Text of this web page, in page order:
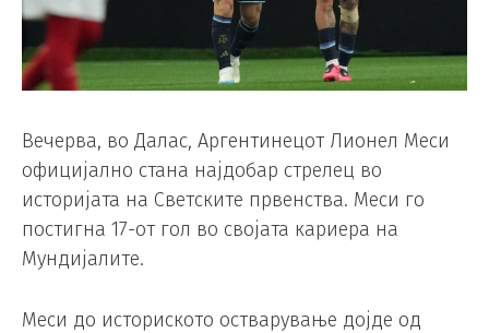
Вечерва, во Далас, Аргентинецот Лионел Меси
официјално стана најдобар стрелец во
историјата на Светските првенства. Меси го
постигна 17-от гол во својата кариера на
Мундијалите.
Меси до историското остварување дојде од